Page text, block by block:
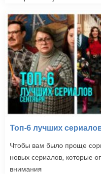
Топ-6 лучших
Чтобы вам было проще
новых сериалов, которые
внимания